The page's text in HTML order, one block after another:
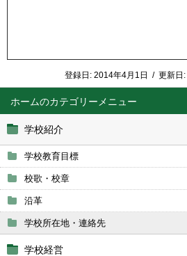
ホーム
学校紹介
学校教育目標
校歌・校章
沿革
学校所在地・連絡先
学校経営
登録日: 2014年4月1日 / 更新日: